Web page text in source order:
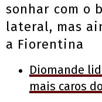
sonhar com o
lateral, mas
a Fiorentina
Diomande
mais caros